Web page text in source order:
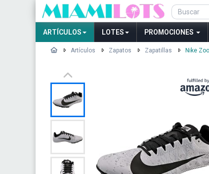
ARTÍCULOS LOTES PROMOCIONES
Artículos Zapatos Zapatillas Nike